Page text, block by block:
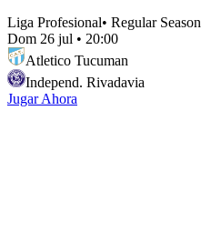
Liga Profesional• Regular Season
Dom 26 jul • 20:00
Atletico Tucuman
Independ. Rivadavia
Jugar Ahora